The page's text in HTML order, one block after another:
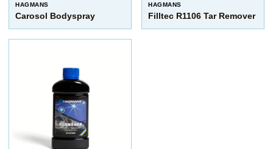
HAGMANS
Carosol Bodyspray
HAGMANS
Filltec R1106 Tar Remover